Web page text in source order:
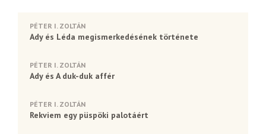
PÉTER I. ZOLTÁN
Ady és Léda megismerkedésének története
PÉTER I. ZOLTÁN
Ady és A duk-duk affér
PÉTER I. ZOLTÁN
Rekviem egy püspöki palotáért